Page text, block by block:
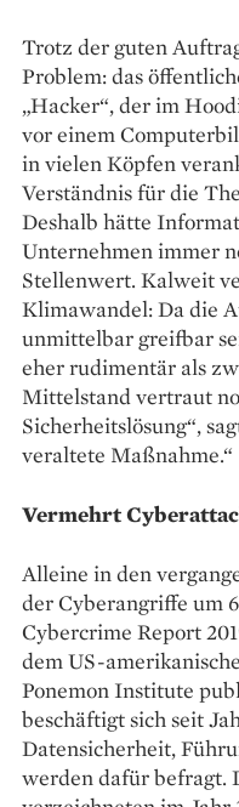
Trotz der guten
Problem: das
„Hacker“, der im
vor ­einem
in vielen Köpfen
Verständnis für die
Deshalb hätte
Unternehmen immer
Stellenwert. Kalweit
Klimawandel: Da die
unmittelbar greifbar
eher rudimentär als
Mittelstand vertraut
Sicherheitslösung“,
veraltete Maßnahme.“
Vermehrt
Alleine in den
der Cyberangriffe um
­Cybercrime Report
dem US-
Ponemon Institute
beschäftigt sich seit
Datensicherheit,
werden dafür ­befragt.